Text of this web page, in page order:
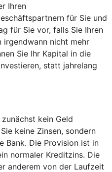
Ihren
für Sie und
für Sie vor, falls Sie Ihren
nicht mehr
Sie Ihr Kapital in die
statt jahrelang
kein Geld
keine Zinsen, sondern
Bank. Die Provision ist in
normaler Kreditzins. Die
anderem von der Laufzeit